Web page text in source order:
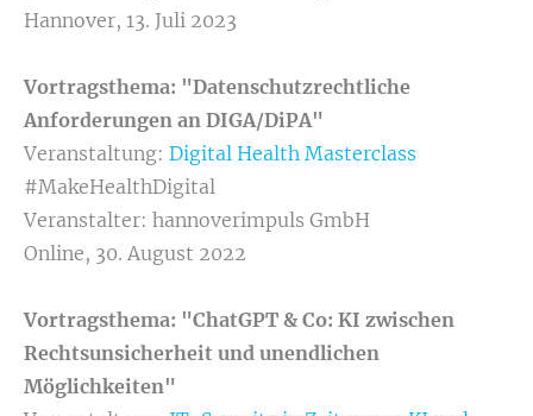
Hannover, 13. Juli 2023
Vortragsthema: "Datenschutzrechtliche
Anforderungen an DIGA/DiPA"
Veranstaltung: Digital Health Masterclass
#MakeHealthDigital
Veranstalter: hannoverimpuls GmbH
Online, 30. August 2022
Vortragsthema: "ChatGPT & Co: KI zwischen
Rechtsunsicherheit und unendlichen
Möglichkeiten"